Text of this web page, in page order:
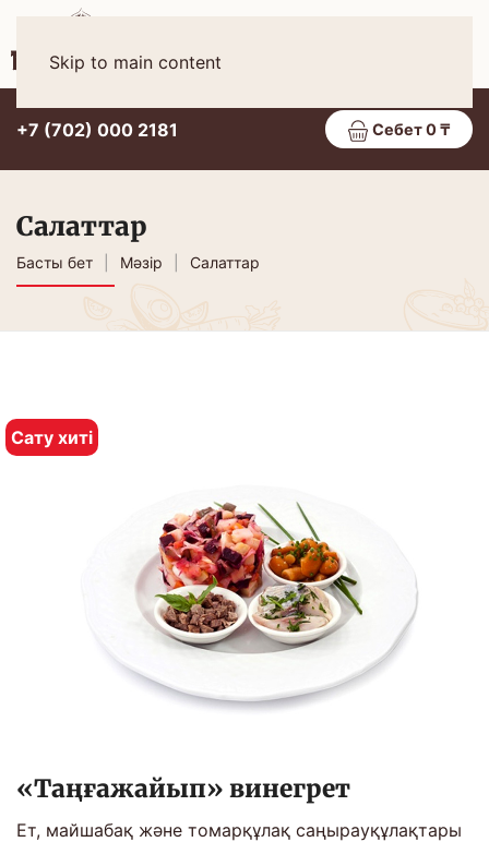
Skip to main content
+7 (702) 000 2181 Себет 0 ₸
Салаттар
Басты бет Мәзір Салаттар
Сату хиті
«Таңғажайып» винегрет
Ет, майшабақ және томарқұлақ саңырауқұлақтары